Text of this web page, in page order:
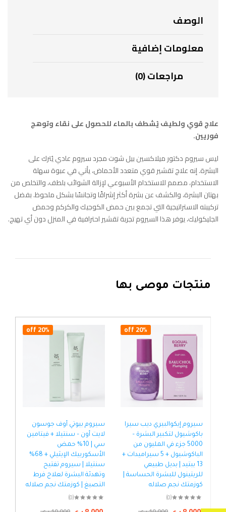
الوصف
معلومات إضافية
مراجعات (0)
علاج قوي ولطيف يُشطف بالماء للحصول على نقاء وتوهج
فوريين.
ليس سيروم دكتور ميلاكسين بيل شوت مجرد سيروم عادي يُترك على
البشرة. إنه علاج تقشير قوي متعدد الأحماض، يأتي في عبوة سهلة
الاستخدام، مصمم للاستخدام الأسبوعي لإزالة الشوائب بلطف، والتخلص من
بهتان البشرة، والكشف عن بشرة أكثر إشراقًا وتجانسًا بشكل ملحوظ. بفضل
تركيبته الاستراتيجية التي تجمع بين حمض الكوجيك والكركم وحمض
الجليكوليك، يوفر هذا السيروم تجربة تقشير احترافية في المنزل دون أي تهيج.
منتجات موصى بها
20% off
سيروم إيكوالبيري ديب سيرا
باكوشيول لتكبير البشرة –
5000 جزء في المليون من
الباكوشيول + 5 سيراميدات +
13 ببتيد | بديل طبيعي
للريتينول للبشرة الحساسة |
كوزمتك نجم صلاله
(0)
20% off
سيروم بيوتي أوف جوسون
لايت أون – سنتيلا + فيتامين
سي | 10% حمض
الأسكوربيك الإيثيلي + 68%
سنتيلا | سيروم تفتيح
وتهدئة البشرة لعلاج فرط
التصبغ | كوزمتك نجم صلاله
(0)